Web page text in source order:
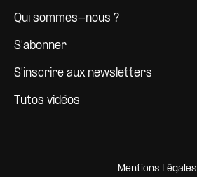
Qui sommes-nous ?
S'abonner
S'inscrire aux newsletters
Tutos vidéos
Pied de page secondaire
Mentions Légales